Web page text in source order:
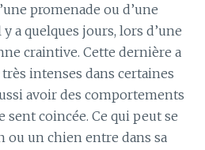
promenade ou d’une
y a quelques jours, lors d’une
craintive. Cette dernière a
intenses dans certaines
avoir des comportements
sent coincée. Ce qui peut se
ou un chien entre dans sa